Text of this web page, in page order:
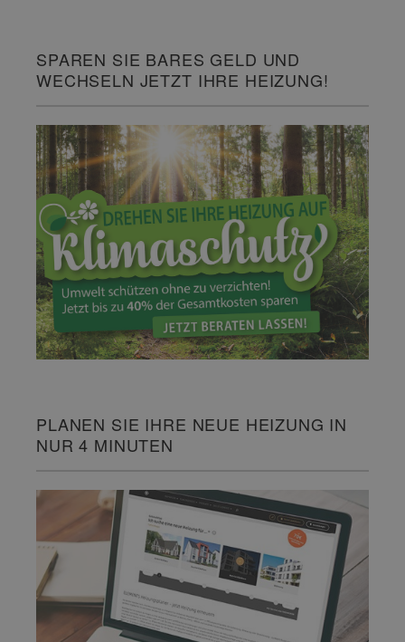
SPAREN SIE BARES GELD UND
WECHSELN JETZT IHRE HEIZUNG!
PLANEN SIE IHRE NEUE HEIZUNG IN
NUR 4 MINUTEN